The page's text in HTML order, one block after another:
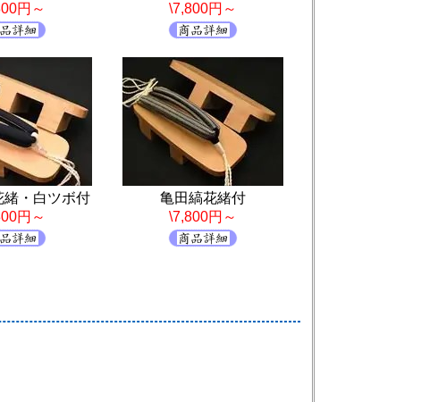
円～
\7,800円～
緒・白ツボ付
円～
亀田縞花緒付
\7,800円～